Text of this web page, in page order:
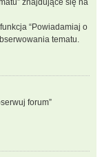
znajdujące się na
“Powiadamiaj o
tematu.
forum”